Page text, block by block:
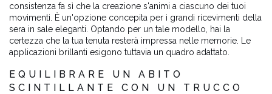
consistenza fa sì che la creazione s'animi a ciascuno dei tuoi
movimenti. È un'opzione concepita per i grandi ricevimenti della
sera in sale eleganti. Optando per un tale modello, hai la
certezza che la tua tenuta resterà impressa nelle memorie. Le
applicazioni brillanti esigono tuttavia un quadro adattato.
EQUILIBRARE UN ABITO
SCINTILLANTE CON UN TRUCCO